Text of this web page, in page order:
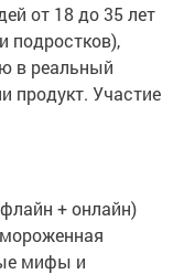
от 18 до 35 лет
подростков),
в реальный
продукт. Участие
+ онлайн)
мифы и